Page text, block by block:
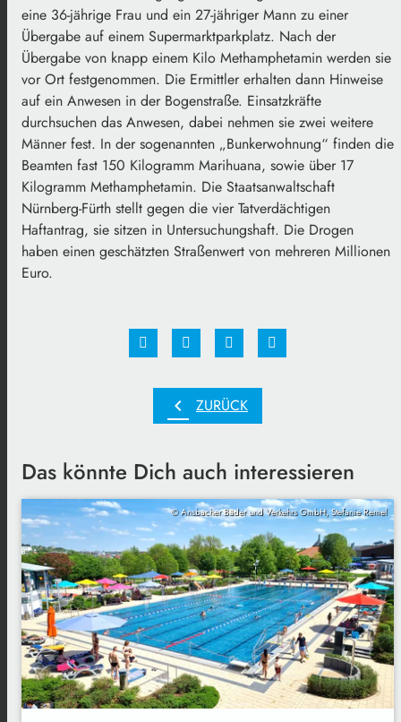
eine 36-jährige Frau und ein 27-jähriger Mann zu einer
Übergabe auf einem Supermarktparkplatz. Nach der
Übergabe von knapp einem Kilo Methamphetamin werden sie
vor Ort festgenommen. Die Ermittler erhalten dann Hinweise
auf ein Anwesen in der Bogenstraße. Einsatzkräfte
durchsuchen das Anwesen, dabei nehmen sie zwei weitere
Männer fest. In der sogenannten „Bunkerwohnung“ finden die
Beamten fast 150 Kilogramm Marihuana, sowie über 17
Kilogramm Methamphetamin. Die Staatsanwaltschaft
Nürnberg-Fürth stellt gegen die vier Tatverdächtigen
Haftantrag, sie sitzen in Untersuchungshaft. Die Drogen
haben einen geschätzten Straßenwert von mehreren Millionen
Euro.
chevron_left ZURÜCK
Das könnte Dich auch interessieren
© Ansbacher Bäder und Verkehrs GmbH, Stefanie Remel